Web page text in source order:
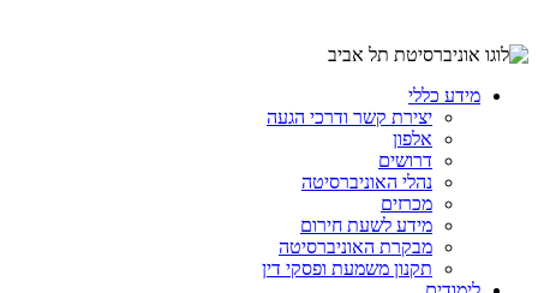
מידע כללי
יצירת קשר ודרכי הגעה
אלפון
דרושים
נהלי האוניברסיטה
מכרזים
מידע לשעת חירום
מבקרת האוניברסיטה
תקנון משמעת ופסקי דין